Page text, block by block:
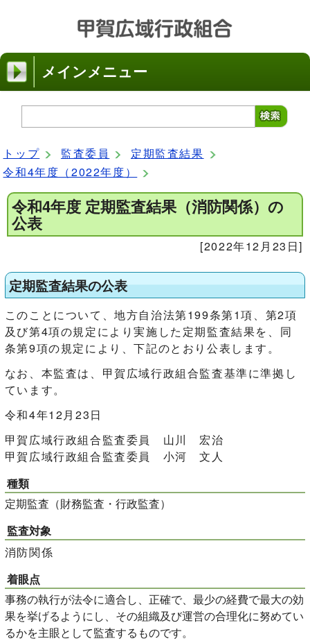
メインメニュー
トップ 監査委員
定期監査結果
令和4年度（2022年度）
令和4年度 定期監査結果（消防関係）の
公表
[2022年12月23日]
定期監査結果の公表
このことについて、地方自治法第199条第1項、第2項
及び第4項の規定により実施した定期監査結果を、同
条第9項の規定により、下記のとおり公表します。
なお、本監査は、甲賀広域行政組合監査基準に準拠し
ています。
令和4年12月23日
甲賀広域行政組合監査委員 山川 宏治
甲賀広域行政組合監査委員 小河 文人
種類
定期監査（財務監査・行政監査）
監査対象
消防関係
着眼点
事務の執行が法令に適合し、正確で、最少の経費で最大の効
果を挙げるようにし、その組織及び運営の合理化に努めてい
るかを主眼として監査するものです。